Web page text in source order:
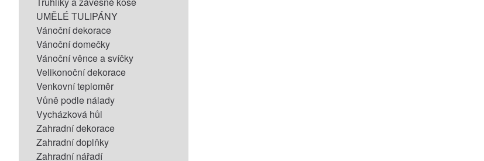
UMĚLÉ TULIPÁNY
Vánoční dekorace
Vánoční domečky
Vánoční věnce a svíčky
Velikonoční dekorace
Venkovní teploměr
Vůně podle nálady
Vycházková hůl
Zahradní dekorace
Zahradní doplňky
Zahradní nářadí